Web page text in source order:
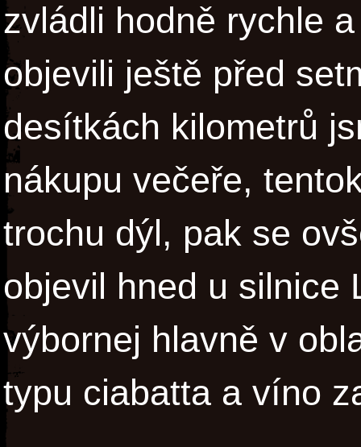
zvládli hodně rychle
objevili ještě před
desítkách kilometrů
nákupu večeře,
trochu dýl, pak se
objevil hned u silnice
výbornej hlavně v
typu ciabatta a víno